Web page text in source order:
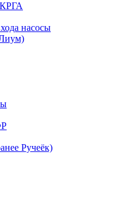
насосы
Ручеёк)